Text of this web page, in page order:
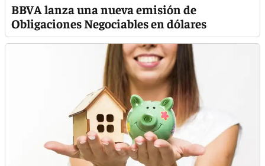
BBVA lanza una nueva emisión de
Obligaciones Negociables en dólares